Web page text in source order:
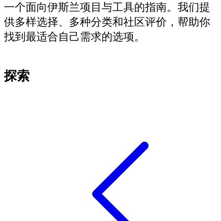
一个面向伊斯兰项目与工具的指南。我们提
供多样选择、多种分类和社区评价，帮助你
找到最适合自己需求的选项。
探索